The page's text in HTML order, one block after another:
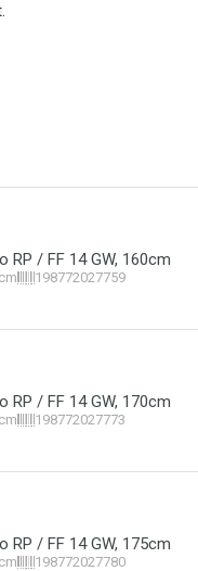
RP / FF 14 GW, 160cm
198772027759
RP / FF 14 GW, 170cm
198772027773
RP / FF 14 GW, 175cm
198772027780